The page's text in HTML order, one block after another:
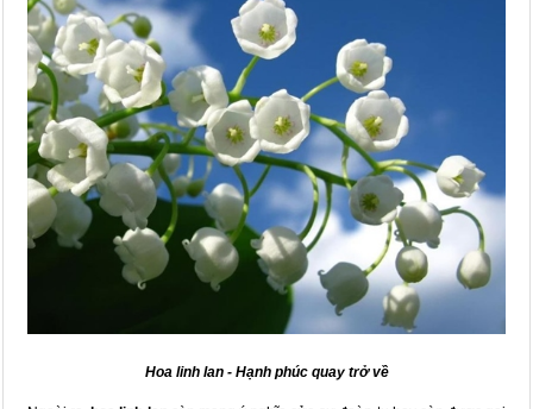
Hoa linh lan - Hạnh phúc quay trở về